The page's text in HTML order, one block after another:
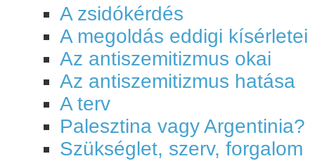
A zsidókérdés
A megoldás eddigi kísérletei
Az antiszemitizmus okai
Az antiszemitizmus hatása
A terv
Palesztina vagy Argentinia?
Szükséglet, szerv, forgalom